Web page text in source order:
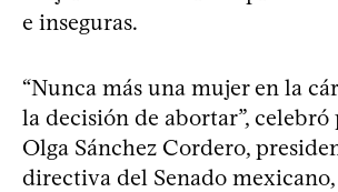
e inseguras.
“Nunca más una mujer en la
la decisión de abortar”, celebró
Olga Sánchez Cordero,
directiva del Senado